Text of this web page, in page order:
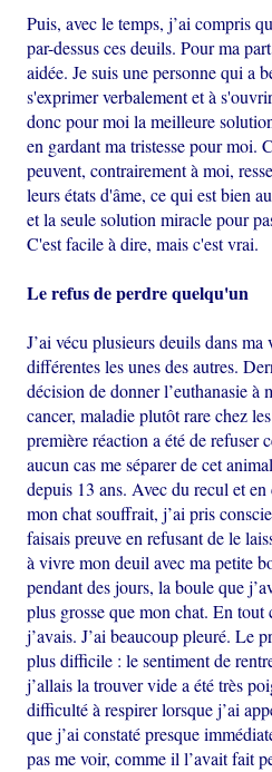
Puis, avec le temps, j’ai compris
par-dessus ces deuils. Pour ma
aidée. Je suis une personne qui a
s'exprimer verbalement et à
donc pour moi la meilleure
en gardant ma tristesse pour moi.
peuvent, contrairement à moi,
leurs états d'âme, ce qui est bien
et la seule solution miracle pour
C'est facile à dire, mais c'est vrai.
Le refus de perdre quelqu'un
J’ai vécu plusieurs deuils dans
différentes les unes des autres.
décision de donner l’euthanasie à
cancer, maladie plutôt rare chez
première réaction a été de refuser
aucun cas me séparer de cet
depuis 13 ans. Avec du recul et
mon chat souffrait, j’ai pris
faisais preuve en refusant de le
à vivre mon deuil avec ma petite
pendant des jours, la boule que
plus grosse que mon chat. En tout
j’avais. J’ai beaucoup pleuré. Le
plus difficile : le sentiment de
j’allais la trouver vide a été très
difficulté à respirer lorsque j’ai
que j’ai constaté presque
pas me voir, comme il l’avait fait